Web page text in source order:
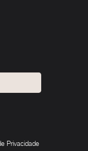
Privacidade